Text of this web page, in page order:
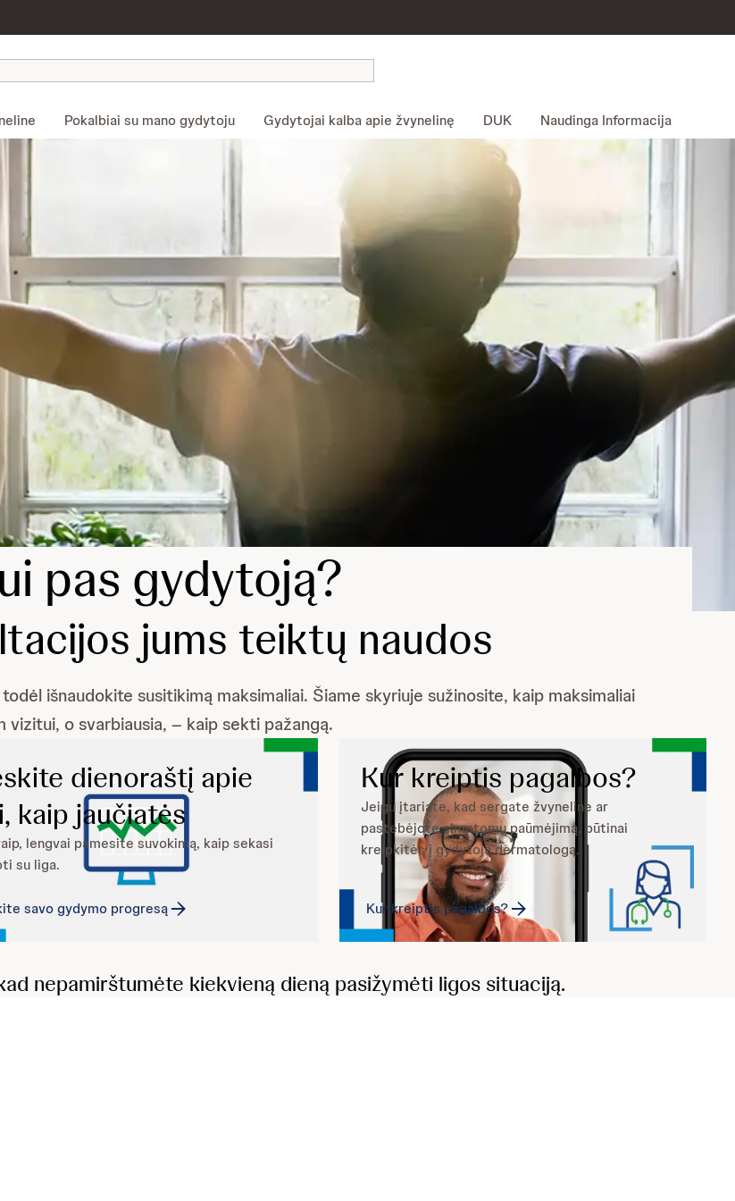
Pokalbiai su mano gydytoju Gydytojai kalba apie žvynelinę DUK Naudinga Informacija
pas gydytoją?
jums teiktų naudos
išnaudokite susitikimą maksimaliai. Šiame skyriuje sužinosite, kaip maksimaliai
o svarbiausia, – kaip sekti pažangą.
dienoraštį apie
kaip jaučiatės
lengvai pamesite suvokimą, kaip sekasi
su liga.
savo gydymo progresą
Kur kreiptis pagalbos?
Jeigu įtariate, kad sergate žvyneline ar
pastebėjote simptomų paūmėjimą, būtinai
kreipkitės į gydytoją dermatologą.
Kur kreiptis pagalbos?
nepamirštumėte kiekvieną dieną pasižymėti ligos situaciją.